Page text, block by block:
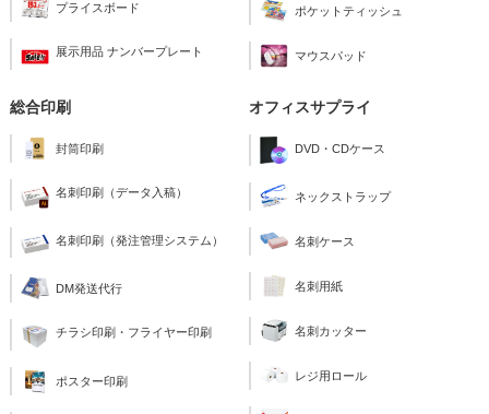
プライスボード
展示用品 ナンバープレート
ポケットティッシュ
マウスパッド
総合印刷
封筒印刷
名刺印刷（データ入稿）
名刺印刷（発注管理システム）
DM発送代行
チラシ印刷・フライヤー印刷
ポスター印刷
オフィスサプライ
DVD・CDケース
ネックストラップ
名刺ケース
名刺用紙
名刺カッター
レジ用ロール